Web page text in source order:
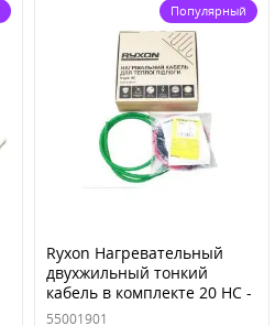
Популярный
Ryxon Нагревательный
двухжильный тонкий
кабель в комплекте 20 HC -
2000 Вт (100 м)
55001901